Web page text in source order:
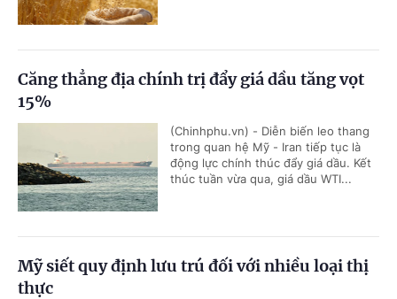
Căng thẳng địa chính trị đẩy giá dầu tăng vọt
15%
(Chinhphu.vn) - Diễn biến leo thang
trong quan hệ Mỹ - Iran tiếp tục là
động lực chính thúc đẩy giá dầu. Kết
thúc tuần vừa qua, giá dầu WTI...
Mỹ siết quy định lưu trú đối với nhiều loại thị
thực